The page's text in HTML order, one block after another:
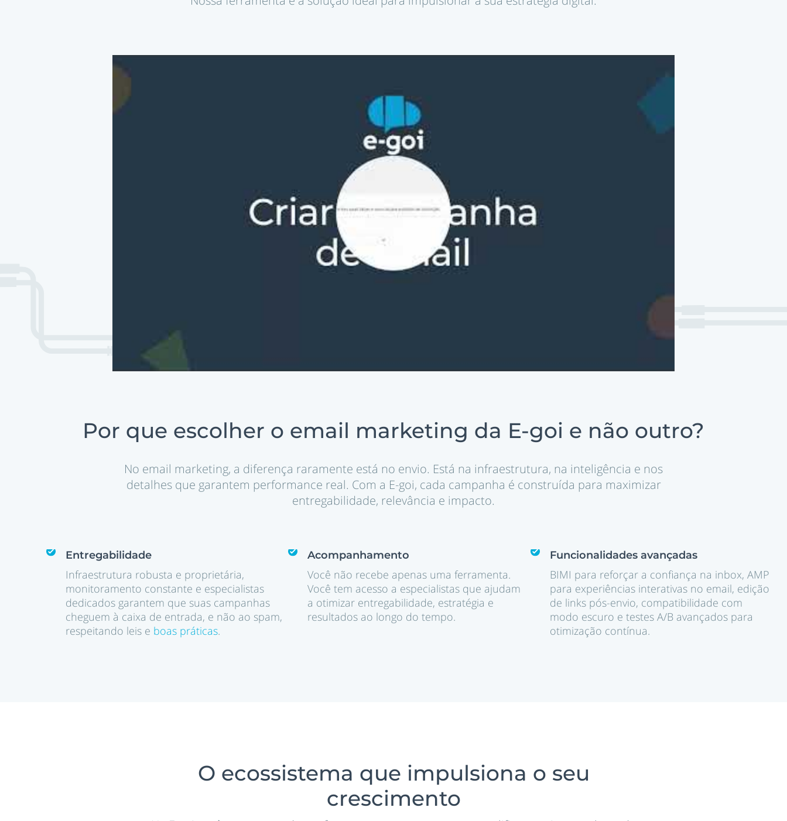
Por que escolher o email marketing da E-goi e não outro?
No email marketing, a diferença raramente está no envio. Está na infraestrutura, na inteligência e nos
detalhes que garantem performance real. Com a E-goi, cada campanha é construída para maximizar
entregabilidade, relevância e impacto.
Entregabilidade
Infraestrutura robusta e proprietária,
monitoramento constante e especialistas
dedicados garantem que suas campanhas
cheguem à caixa de entrada, e não ao spam,
respeitando leis e boas práticas.
Acompanhamento
Você não recebe apenas uma ferramenta.
Você tem acesso a especialistas que ajudam
a otimizar entregabilidade, estratégia e
resultados ao longo do tempo.
Funcionalidades avançadas
BIMI para reforçar a confiança na inbox, AMP
para experiências interativas no email, edição
de links pós-envio, compatibilidade com
modo escuro e testes A/B avançados para
otimização contínua.
O ecossistema que impulsiona o seu
crescimento